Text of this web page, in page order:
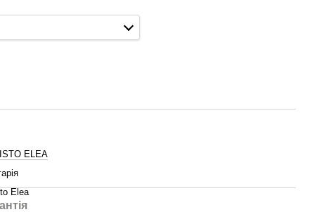
ELEA
Elea